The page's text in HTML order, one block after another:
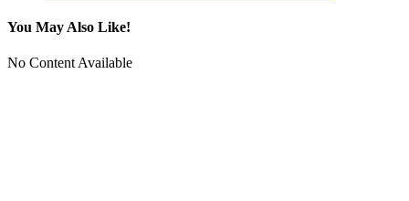
You May Also Like!
No Content Available